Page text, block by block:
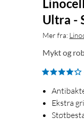
Ultra -
Mer fra:
Mykt og
Ekstra